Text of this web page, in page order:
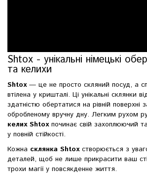
Shtox - унікальні німецькі
та келихи
Shtox— це не просто скляний посуд, а
втілена у кришталі. Ці унікальні склянки
здатністю обертатися на рівній поверхні
обробленому вручну дну. Легким рухом
келих Shtoxпочинає свій захоплюючий
у повній стійкості.
Кожна склянка Shtoxстворюється з
деталей, щоб не лише прикрасити ваш
трохи магії у повсякденне життя.